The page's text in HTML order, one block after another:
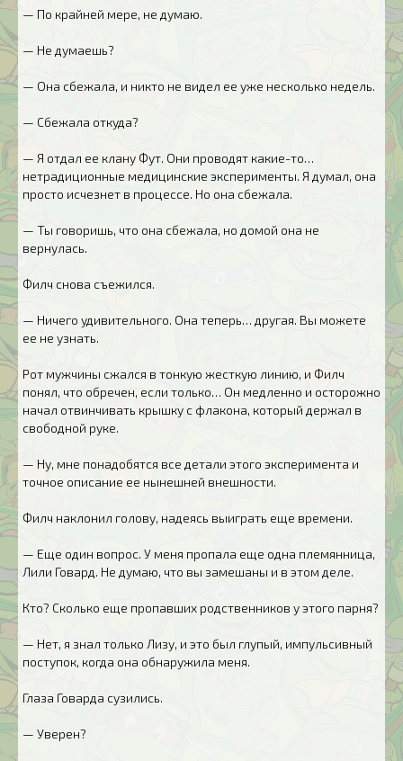
— По крайней мере, не думаю.
— Не думаешь?
— Она сбежала, и никто не видел ее уже несколько недель.
— Сбежала откуда?
— Я отдал ее клану Фут. Они проводят какие-то…
нетрадиционные медицинские эксперименты. Я думал, она
просто исчезнет в процессе. Но она сбежала.
— Ты говоришь, что она сбежала, но домой она не
вернулась.
Филч снова съежился.
— Ничего удивительного. Она теперь… другая. Вы можете
ее не узнать.
Рот мужчины сжался в тонкую жесткую линию, и Филч
понял, что обречен, если только… Он медленно и осторожно
начал отвинчивать крышку с флакона, который держал в
свободной руке.
— Ну, мне понадобятся все детали этого эксперимента и
точное описание ее нынешней внешности.
Филч наклонил голову, надеясь выиграть еще времени.
— Еще один вопрос. У меня пропала еще одна племянница,
Лили Говард. Не думаю, что вы замешаны и в этом деле.
Кто? Сколько еще пропавших родственников у этого парня?
— Нет, я знал только Лизу, и это был глупый, импульсивный
поступок, когда она обнаружила меня.
Глаза Говарда сузились.
— Уверен?